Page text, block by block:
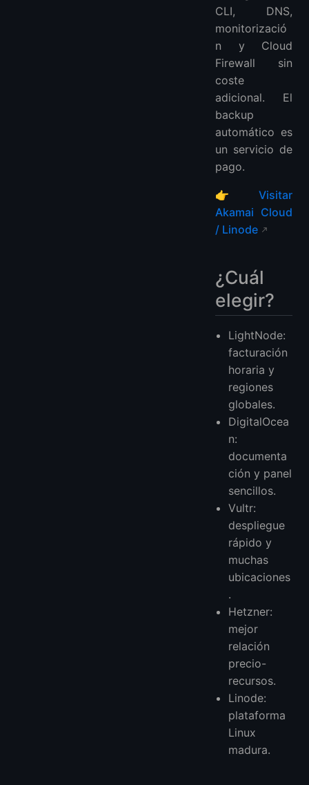
CLI, DNS,
monitorizació
n y Cloud
Firewall sin
coste
adicional. El
backup
automático es
un servicio de
pago.
👉 Visitar
Akamai Cloud
/ Linode
¿Cuál
elegir?
LightNode:
facturación
horaria y
regiones
globales.
DigitalOcea
n:
documenta
ción y panel
sencillos.
Vultr:
despliegue
rápido y
muchas
ubicaciones
.
Hetzner:
mejor
relación
precio-
recursos.
Linode:
plataforma
Linux
madura.